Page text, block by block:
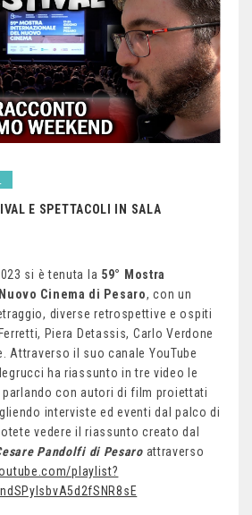
E SPETTACOLI IN SALA
si è tenuta la 59° Mostra
Cinema di Pesaro, con un
diverse retrospettive e ospiti
Piera Detassis, Carlo Verdone
Attraverso il suo canale YouTube
ha riassunto in tre video le
con autori di film proiettati
interviste ed eventi dal palco di
vedere il riassunto creato dal
Pandolfi di Pesaroattraverso
playlist?